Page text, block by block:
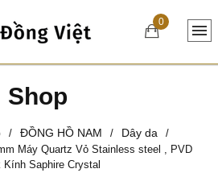
0
Shop
/ ĐỒNG HỒ NAM / Dây da
/
Máy Quartz Vỏ Stainless steel , PVD
Kính Saphire Crystal